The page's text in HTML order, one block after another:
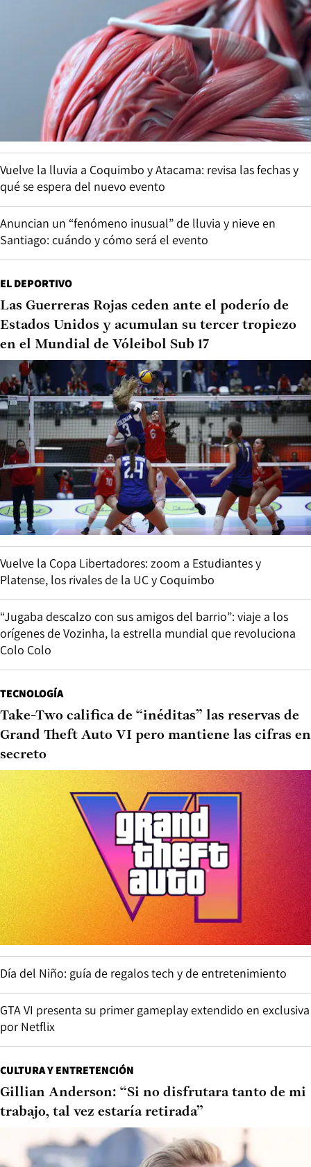
Vuelve la lluvia a Coquimbo y Atacama: revisa las fechas y
qué se espera del nuevo evento
Anuncian un “fenómeno inusual” de lluvia y nieve en
Santiago: cuándo y cómo será el evento
EL DEPORTIVO
Las Guerreras Rojas ceden ante el poderío de
Estados Unidos y acumulan su tercer tropiezo
en el Mundial de Vóleibol Sub 17
Vuelve la Copa Libertadores: zoom a Estudiantes y
Platense, los rivales de la UC y Coquimbo
“Jugaba descalzo con sus amigos del barrio”: viaje a los
orígenes de Vozinha, la estrella mundial que revoluciona
Colo Colo
TECNOLOGÍA
Take-Two califica de “inéditas” las reservas de
Grand Theft Auto VI pero mantiene las cifras en
secreto
Día del Niño: guía de regalos tech y de entretenimiento
GTA VI presenta su primer gameplay extendido en exclusiva
por Netflix
CULTURA Y ENTRETENCIÓN
Gillian Anderson: “Si no disfrutara tanto de mi
trabajo, tal vez estaría retirada”